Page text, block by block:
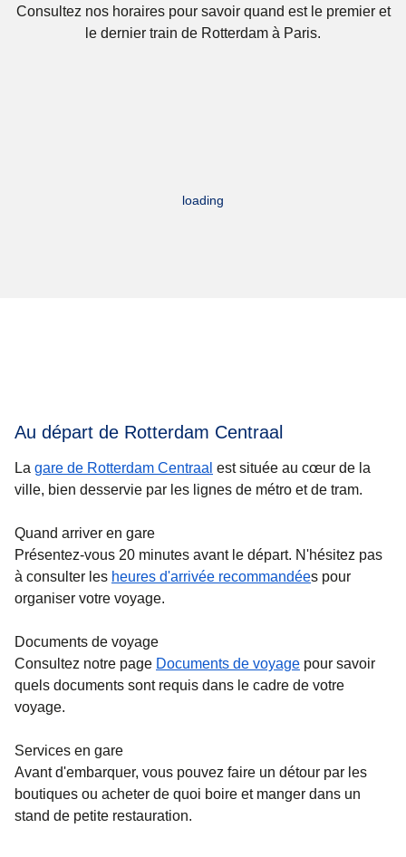
Consultez nos horaires pour savoir quand est le premier et
le dernier train de Rotterdam à Paris.
loading
Au départ de Rotterdam Centraal
La gare de Rotterdam Centraal est située au cœur de la
ville, bien desservie par les lignes de métro et de tram.
Quand arriver en gare
Présentez-vous 20 minutes avant le départ. N'hésitez pas
à consulter les heures d'arrivée recommandées pour
organiser votre voyage.
Documents de voyage
Consultez notre page Documents de voyage pour savoir
quels documents sont requis dans le cadre de votre
voyage.
Services en gare
Avant d'embarquer, vous pouvez faire un détour par les
boutiques ou acheter de quoi boire et manger dans un
stand de petite restauration.